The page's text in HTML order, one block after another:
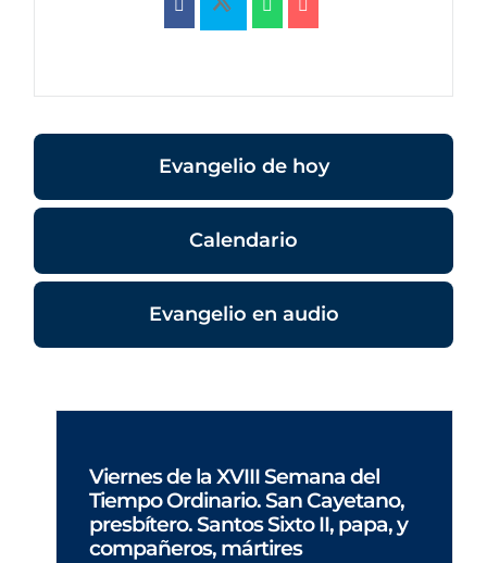
Evangelio de hoy
Calendario
Evangelio en audio
Viernes de la XVIII Semana del
Tiempo Ordinario. San Cayetano,
presbítero. Santos Sixto II, papa, y
compañeros, mártires